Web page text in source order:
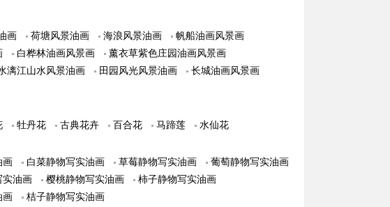
画 荷塘风景油画 海浪风景油画
帆船油画风景画
白桦林油画风景画
薰衣草紫色庄园油画风景画
漓江山水风景油画 田园风光风景油画
长城油画风景画
牡丹花 古典花卉 百合花 马蹄莲 水仙花
画 白菜静物写实油画 草莓静物写实油画
葡萄静物写实油画
实油画 樱桃静物写实油画
柿子静物写实油画
画 桔子静物写实油画